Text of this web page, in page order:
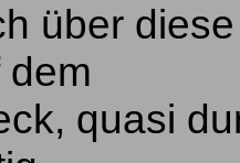
über
quasi